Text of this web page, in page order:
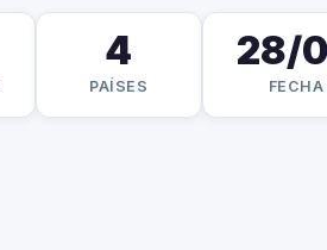
4
PAÍSES
28/
FECHA